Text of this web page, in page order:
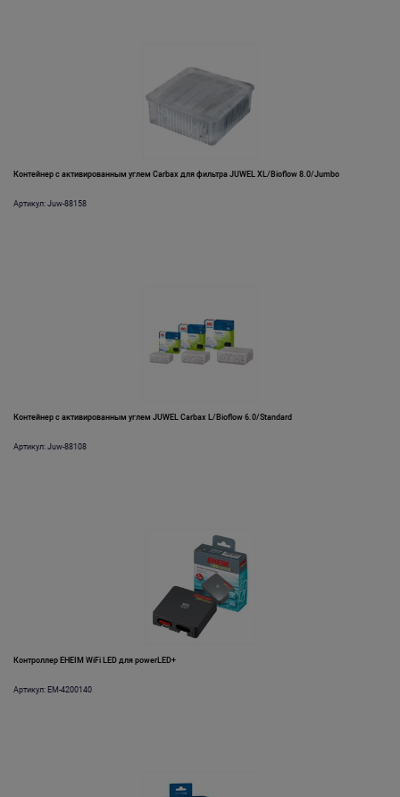
Контейнер с активированным углем Carbax для фильтра JUWEL XL/Bioflow 8.0/Jumbo
Артикул: Juw-88158
Контейнер с активированным углем JUWEL Carbax L/Bioflow 6.0/Standard
Артикул: Juw-88108
Контроллер EHEIM WiFi LED для powerLED+
Артикул: EM-4200140